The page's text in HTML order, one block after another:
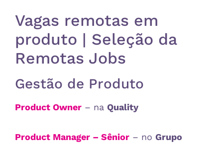
Vagas remotas em
produto | Seleção da
Remotas Jobs
Gestão de Produto
Product Owner – na Quality
Product Manager – Sênior – no Grupo